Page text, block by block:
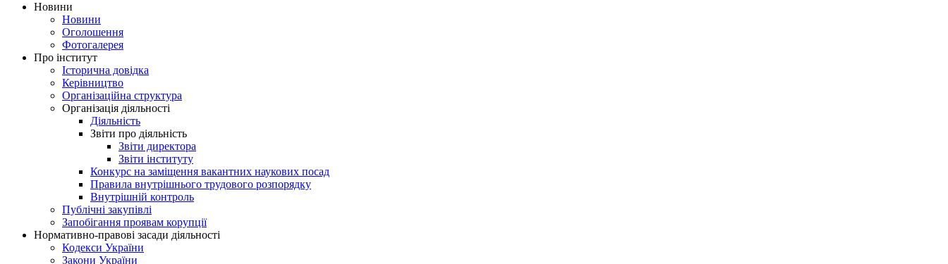
Новини
Новини
Оголошення
Фотогалерея
Про інститут
Історична довідка
Керівництво
Організаційна структура
Організація діяльності
Діяльність
Звіти про діяльність
Звіти директора
Звіти інституту
Конкурс на заміщення вакантних наукових посад
Правила внутрішнього трудового розпорядку
Внутрішній контроль
Публічні закупівлі
Запобігання проявам корупції
Нормативно-правові засади діяльності
Кодекси України
Закони України